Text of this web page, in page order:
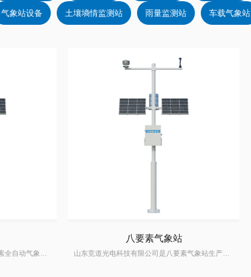
气象站设备 土壤墒情监测站 雨量监测站 车载气象站
八要素气象站